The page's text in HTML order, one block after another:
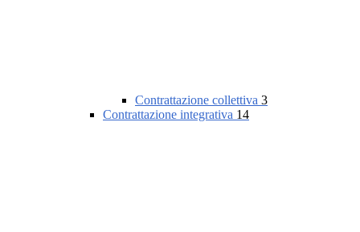
Contrattazione collettiva 3
Contrattazione integrativa 14